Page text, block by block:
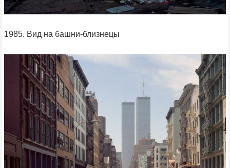
1985. Вид на башни-близнецы